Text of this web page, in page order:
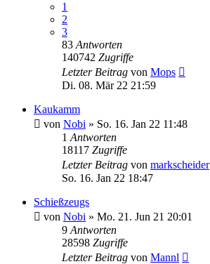
1
2
3
83 Antworten
140742 Zugriffe
Letzter Beitrag von Mops
Di. 08. Mär 22 21:59
Kaukamm
von Nobi » So. 16. Jan 22 11:48
1 Antworten
18117 Zugriffe
Letzter Beitrag von markscheider
So. 16. Jan 22 18:47
Schießzeugs
von Nobi » Mo. 21. Jun 21 20:01
9 Antworten
28598 Zugriffe
Letzter Beitrag von Mannl